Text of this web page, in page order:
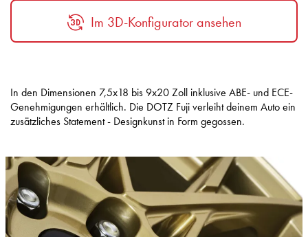
Im 3D-Konfigurator ansehen
In den Dimensionen 7,5x18 bis 9x20 Zoll inklusive ABE- und ECE-
Genehmigungen erhältlich. Die DOTZ Fuji verleiht deinem Auto ein
zusätzliches Statement - Designkunst in Form gegossen.